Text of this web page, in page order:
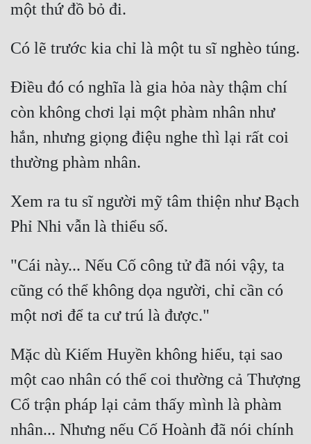
Đẹp Hiệp
Tính Cách Nhân Vật :
Cơ Trí
Sát Phạt Quyết Đoán
Vô Sỉ
Điềm Đạm
Điều đó có nghĩa là gia hỏa này thậm chí
còn không chơi lại một phàm nhân như
hắn, nhưng giọng điệu nghe thì lại rất coi
Xem ra tu sĩ người mỹ tâm thiện như Bạch
"Cái này... Nếu Cố công tử đã nói vậy, ta
cũng có thể không dọa người, chỉ cần có
Mặc dù Kiếm Huyền không hiểu, tại sao
một cao nhân có thể coi thường cả Thượng
Cổ trận pháp lại cảm thấy mình là phàm
nhân... Nhưng nếu Cố Hoành đã nói chính